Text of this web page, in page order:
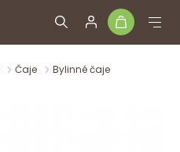
Čaje Bylinné čaje